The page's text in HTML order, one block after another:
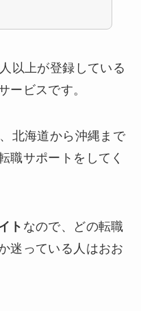
以上が登録している
ービスです。
北海道から沖縄まで
職サポートをしてく
ト なので、どの転職
迷っている人はおお